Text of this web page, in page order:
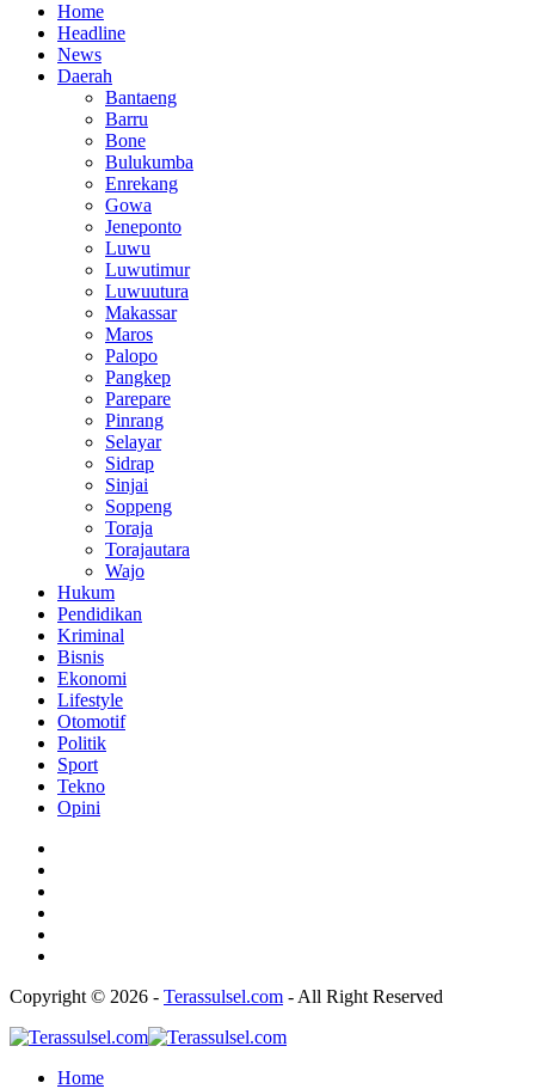
Home
Headline
News
Daerah
Bantaeng
Barru
Bone
Bulukumba
Enrekang
Gowa
Jeneponto
Luwu
Luwutimur
Luwuutura
Makassar
Maros
Palopo
Pangkep
Parepare
Pinrang
Selayar
Sidrap
Sinjai
Soppeng
Toraja
Torajautara
Wajo
Hukum
Pendidikan
Kriminal
Bisnis
Ekonomi
Lifestyle
Otomotif
Politik
Sport
Tekno
Opini
Copyright © 2026 - Terassulsel.com - All Right Reserved
Home